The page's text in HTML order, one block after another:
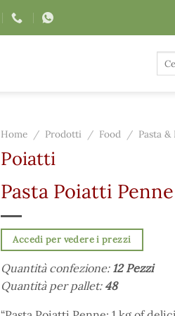
Home / Prodotti / Food / Pasta &
Poiatti
Pasta Poiatti
Accedi per vedere i prezzi
Quantità confezione: 12 Pezzi
Quantità per pallet: 48